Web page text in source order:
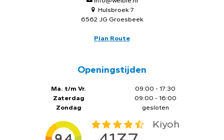
Hulsbroek 7
6562 JG Groesbeek
Plan Route
Openingstijden
Ma. t/m Vr.
Zaterdag
Zondag
09:00 - 17:30
09:00 - 16:00
gesloten